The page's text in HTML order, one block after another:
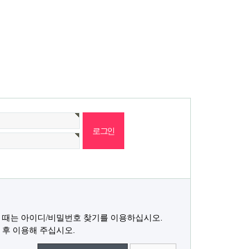
는 아이디/비밀번호 찾기를 이용하십시오.
이용해 주십시오.